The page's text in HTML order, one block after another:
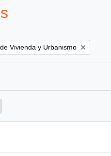
Vivienda y Urbanismo